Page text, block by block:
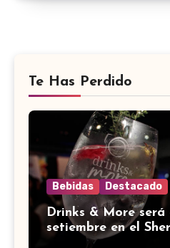
Te Has Perdido
Bebidas Destacado
Drinks & More será
setiembre en el